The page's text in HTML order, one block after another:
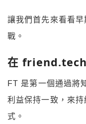
讓我們首先來看看
戰。
在
FT 是第一個通過將
利益保持一致，來
式。